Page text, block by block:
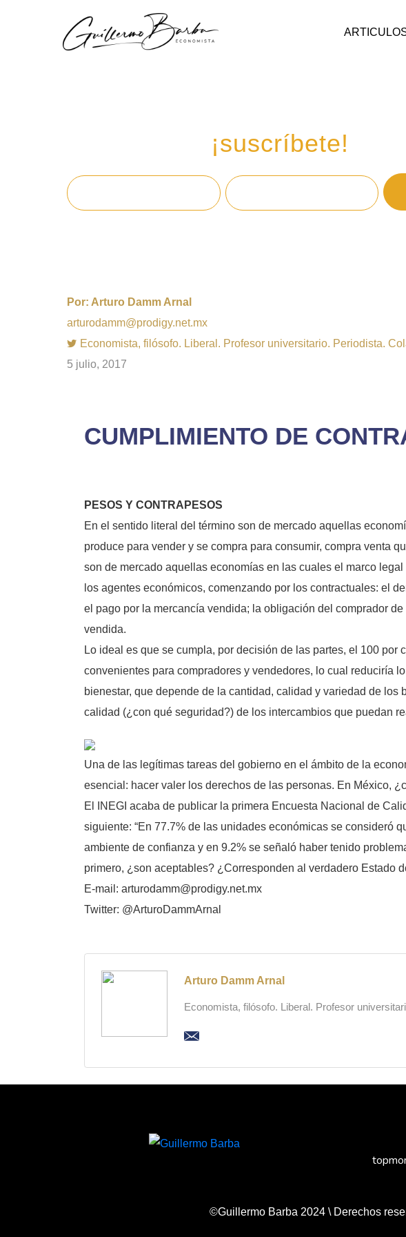
¡suscríbete!
Por: Arturo Damm Arnal
arturodamm@prodigy.net.mx
Economista, filósofo. Liberal. Profesor universitario. Periodista.
5 julio, 2017
CUMPLIMIENTO DE
PESOS Y CONTRAPESOS
En el sentido literal del término son de mercado aquellas
produce para vender y se compra para consumir, compra venta
son de mercado aquellas economías en las cuales el marco
los agentes económicos, comenzando por los contractuales: el
el pago por la mercancía vendida; la obligación del comprador
vendida.
Lo ideal es que se cumpla, por decisión de las partes, el 100
convenientes para compradores y vendedores, lo cual reduciría
bienestar, que depende de la cantidad, calidad y variedad de
calidad (¿con qué seguridad?) de los intercambios que puedan
Una de las legítimas tareas del gobierno en el ámbito de la
esencial: hacer valer los derechos de las personas. En México,
El INEGI acaba de publicar la primera Encuesta Nacional de
siguiente: “En 77.7% de las unidades económicas se consideró
ambiente de confianza y en 9.2% se señaló haber tenido
primero, ¿son aceptables? ¿Corresponden al verdadero Estado
E-mail: arturodamm@prodigy.net.mx
Twitter: @ArturoDammArnal
Arturo Damm Arnal
Economista, filósofo. Liberal. Profesor
©Guillermo Barba 2024 \ Derechos